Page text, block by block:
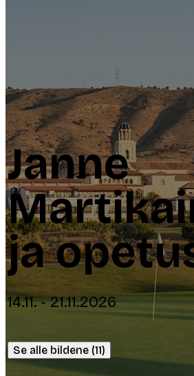
Janne
ja
14.11. - 21.11.2026
Se alle bildene (11)